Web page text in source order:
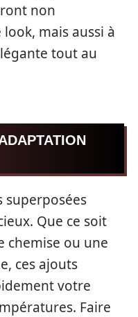
non
mais aussi à
tout au
superposées
Que ce soit
chemise ou une
ces ajouts
votre
Faire